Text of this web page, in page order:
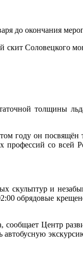
до окончания
Соловецкого
толщины
году он
профессий со
скульптур и
обрядовые
Центр